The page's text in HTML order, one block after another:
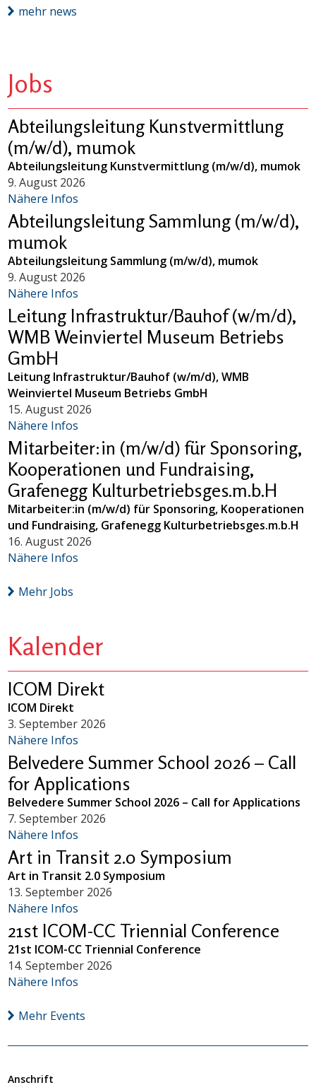
mehr news
Jobs
Abteilungsleitung Kunstvermittlung
(m/w/d), mumok
Abteilungsleitung Kunstvermittlung (m/w/d), mumok
9. August 2026
Nähere Infos
Abteilungsleitung Sammlung (m/w/d),
mumok
Abteilungsleitung Sammlung (m/w/d), mumok
9. August 2026
Nähere Infos
Leitung Infrastruktur/Bauhof (w/m/d),
WMB Weinviertel Museum Betriebs
GmbH
Leitung Infrastruktur/Bauhof (w/m/d), WMB
Weinviertel Museum Betriebs GmbH
15. August 2026
Nähere Infos
Mitarbeiter:in (m/w/d) für Sponsoring,
Kooperationen und Fundraising,
Grafenegg Kulturbetriebsges.m.b.H
Mitarbeiter:in (m/w/d) für Sponsoring, Kooperationen
und Fundraising, Grafenegg Kulturbetriebsges.m.b.H
16. August 2026
Nähere Infos
Mehr Jobs
Kalender
ICOM Direkt
ICOM Direkt
3. September 2026
Nähere Infos
Belvedere Summer School 2026 – Call
for Applications
Belvedere Summer School 2026 – Call for Applications
7. September 2026
Nähere Infos
Art in Transit 2.0 Symposium
Art in Transit 2.0 Symposium
13. September 2026
Nähere Infos
21st ICOM-CC Triennial Conference
21st ICOM-CC Triennial Conference
14. September 2026
Nähere Infos
Mehr Events
Anschrift